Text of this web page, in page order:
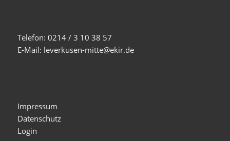
Telefon: 0214 / 3 10 38 57
E-Mail: leverkusen-mitte@ekir.de
Impressum
Datenschutz
Login